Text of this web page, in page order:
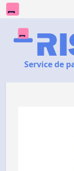
Service de